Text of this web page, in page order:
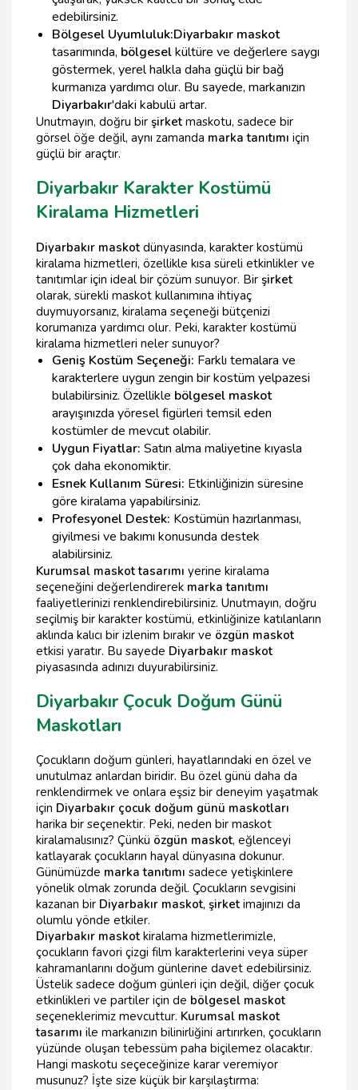
edebilirsiniz.
Bölgesel Uyumluluk:Diyarbakır maskot
tasarımında, bölgeselkültüre ve değerlere saygı
göstermek, yerel halkla daha güçlü bir bağ
kurmanıza yardımcı olur. Bu sayede, markanızın
Diyarbakır'daki kabulü artar.
Unutmayın, doğru bir şirket maskotu, sadece bir
görsel öğe değil, aynı zamanda marka tanıtımı için
güçlü bir araçtır.
Diyarbakır Karakter Kostümü
Kiralama Hizmetleri
Diyarbakır maskot dünyasında, karakter kostümü
kiralama hizmetleri, özellikle kısa süreli etkinlikler ve
tanıtımlar için ideal bir çözüm sunuyor. Bir şirket
olarak, sürekli maskot kullanımına ihtiyaç
duymuyorsanız, kiralama seçeneği bütçenizi
korumanıza yardımcı olur. Peki, karakter kostümü
kiralama hizmetleri neler sunuyor?
Geniş Kostüm Seçeneği: Farklı temalara ve
karakterlere uygun zengin bir kostüm yelpazesi
bulabilirsiniz. Özellikle bölgesel maskot
arayışınızda yöresel figürleri temsil eden
kostümler de mevcut olabilir.
Uygun Fiyatlar: Satın alma maliyetine kıyasla
çok daha ekonomiktir.
Esnek Kullanım Süresi: Etkinliğinizin süresine
göre kiralama yapabilirsiniz.
Profesyonel Destek: Kostümün hazırlanması,
giyilmesi ve bakımı konusunda destek
alabilirsiniz.
Kurumsal maskot tasarımı yerine kiralama
seçeneğini değerlendirerek marka tanıtımı
faaliyetlerinizi renklendirebilirsiniz. Unutmayın, doğru
seçilmiş bir karakter kostümü, etkinliğinize katılanların
aklında kalıcı bir izlenim bırakır ve özgün maskot
etkisi yaratır. Bu sayede Diyarbakır maskot
piyasasında adınızı duyurabilirsiniz.
Diyarbakır Çocuk Doğum Günü
Maskotları
Çocukların doğum günleri, hayatlarındaki en özel ve
unutulmaz anlardan biridir. Bu özel günü daha da
renklendirmek ve onlara eşsiz bir deneyim yaşatmak
için Diyarbakır çocuk doğum günü maskotları
harika bir seçenektir. Peki, neden bir maskot
kiralamalısınız? Çünkü özgün maskot, eğlenceyi
katlayarak çocukların hayal dünyasına dokunur.
Günümüzde marka tanıtımı sadece yetişkinlere
yönelik olmak zorunda değil. Çocukların sevgisini
kazanan bir Diyarbakır maskot, şirket imajınızı da
olumlu yönde etkiler.
Diyarbakır maskot kiralama hizmetlerimizle,
çocukların favori çizgi film karakterlerini veya süper
kahramanlarını doğum günlerine davet edebilirsiniz.
Üstelik sadece doğum günleri için değil, diğer çocuk
etkinlikleri ve partiler için de bölgesel maskot
seçeneklerimiz mevcuttur. Kurumsal maskot
tasarımı ile markanızın bilinirliğini artırırken, çocukların
yüzünde oluşan tebessüm paha biçilemez olacaktır.
Hangi maskotu seçeceğinize karar veremiyor
musunuz? İşte size küçük bir karşılaştırma: